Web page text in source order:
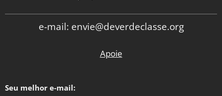
valorizados"
e-mail: envie@deverdeclasse.org
Apoie
Seu melhor e-mail: